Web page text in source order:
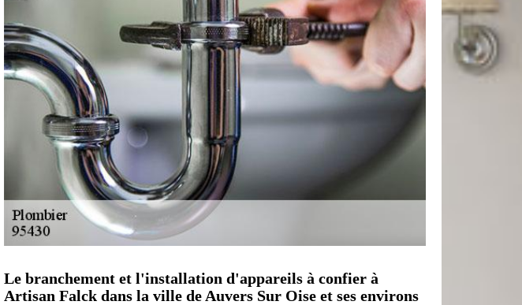
Le branchement et l'installation d'appareils à confier à
Artisan Falck dans la ville de Auvers Sur Oise et ses environs